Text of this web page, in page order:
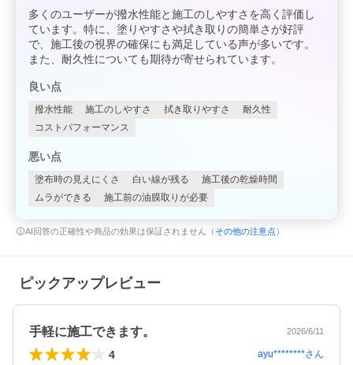
多くのユーザーが撥水性能と施工のしやすさを高く評価し
ています。特に、塗りやすさや拭き取りの簡単さが好評
で、施工後の視界の確保にも満足している声が多いです。
また、耐久性についても期待が寄せられています。
良い点
撥水性能 施工のしやすさ 拭き取りやすさ
耐久性
コストパフォーマンス
悪い点
塗布時の見えにくさ 白い線が残る
施工後の乾燥時間
ムラができる
施工前の油膜取りが必要
AI回答の正確性や商品の効果は保証されません（ その他の注意点 ）
ピックアップレビュー
手軽に施工できます。 2026/6/11
4 ayu********さん